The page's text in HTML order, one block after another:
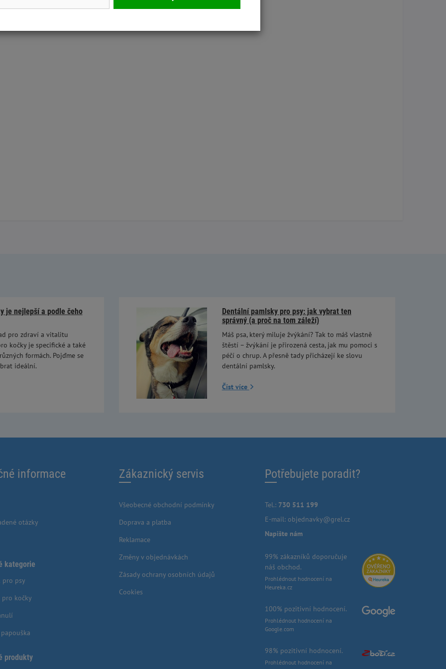
je nejlepší a podle čeho
pro zdraví a vitalitu
kočky je specifické a také
formách. Pojďme se
ideální.
Dentální pamlsky pro psy: jak vybrat ten
správný (a proč na tom záleží)
Máš psa, který miluje žvýkání? Tak to máš vlastně
štěstí – žvýkání je přirozená cesta, jak mu pomoci s
péčí o chrup. A přesně tady přicházejí ke slovu
dentální pamlsky.
Číst více
informace
otázky
kategorie
pro psy
kočky
produkty
Zákaznický servis
Všeobecné obchodní podmínky
Doprava a platba
Reklamace
Změny v objednávkách
Zásady ochrany osobních údajů
Cookies
Potřebujete poradit?
Tel.: 730 511 199
E-mail: objednavky@grel.cz
Napište nám
99% zákazníků doporučuje
náš obchod.
Prohlédnout hodnocení na
Heureka.cz
100% pozitivní hodnocení.
Prohlédnout hodnocení na
Google.com
98% pozitivní hodnocení.
Prohlédnout hodnocení na